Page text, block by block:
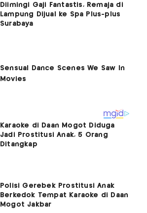
Diimingi Gaji Fantastis, Remaja di
Lampung Dijual ke Spa Plus-plus
Surabaya
Karaoke di Daan Mogot Diduga
Jadi Prostitusi Anak, 5 Orang
Ditangkap
Polisi Gerebek Prostitusi Anak
Berkedok Tempat Karaoke di Daan
Mogot Jakbar